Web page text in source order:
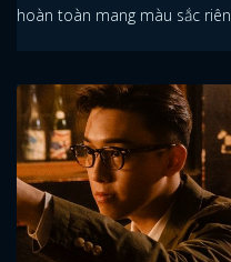
hoàn toàn mang màu sắc